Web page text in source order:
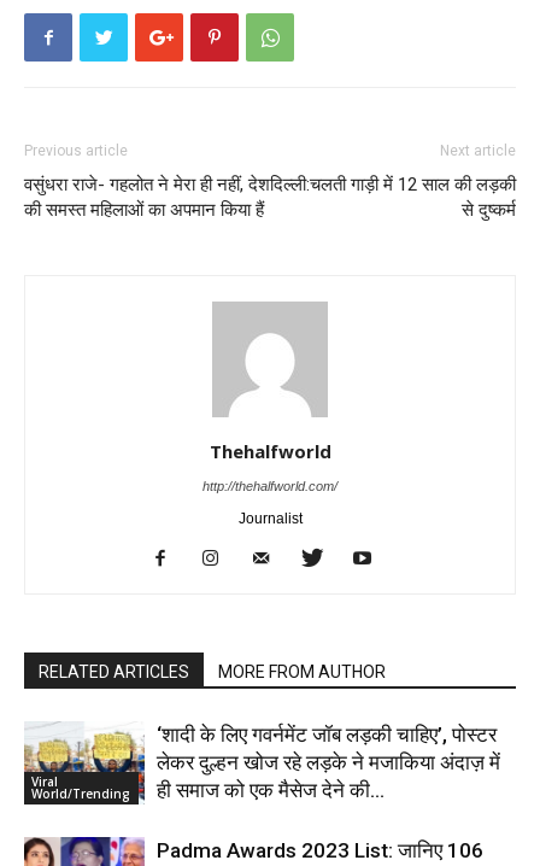
Previous article
वसुंधरा राजे- गहलोत ने मेरा ही नहीं, देश
की समस्त महिलाओं का अपमान किया हैं
Next article
दिल्ली:चलती गाड़ी में 12 साल की लड़की
से दुष्कर्म
Thehalfworld
http://thehalfworld.com/
Journalist
RELATED ARTICLES MORE FROM AUTHOR
Viral
World/Trending
‘शादी के लिए गवर्नमेंट जॉब लड़की चाहिए’, पोस्टर
लेकर दुल्हन खोज रहे लड़के ने मजाकिया अंदाज़ में
ही समाज को एक मैसेज देने की...
Padma Awards 2023 List: जानिए 106